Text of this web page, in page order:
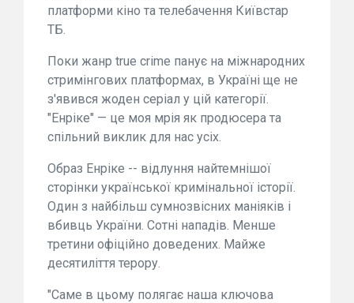
платформи кіно та телебачення Київстар
ТБ.
Поки жанр true crime панує на міжнародних
стримінгових платформах, в Україні ще не
з'явився жоден серіал у цій категорії.
"Енріке" — це моя мрія як продюсера та
спільний виклик для нас усіх.
Образ Енріке -- відлуння найтемнішої
сторінки української кримінальної історії.
Один з найбільш сумнозвісних маніяків і
вбивць України. Сотні нападів. Менше
третини офіційно доведених. Майже
десятиліття терору.
"Саме в цьому полягає наша ключова